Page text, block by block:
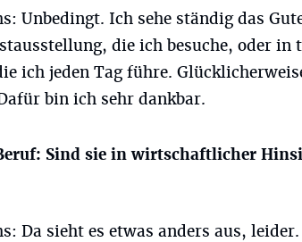
Unbedingt. Ich sehe ständig das
die ich besuche, oder in
ich jeden Tag führe.
bin ich sehr dankbar.
Sind sie in wirtschaftlicher
Da sieht es etwas anders aus,